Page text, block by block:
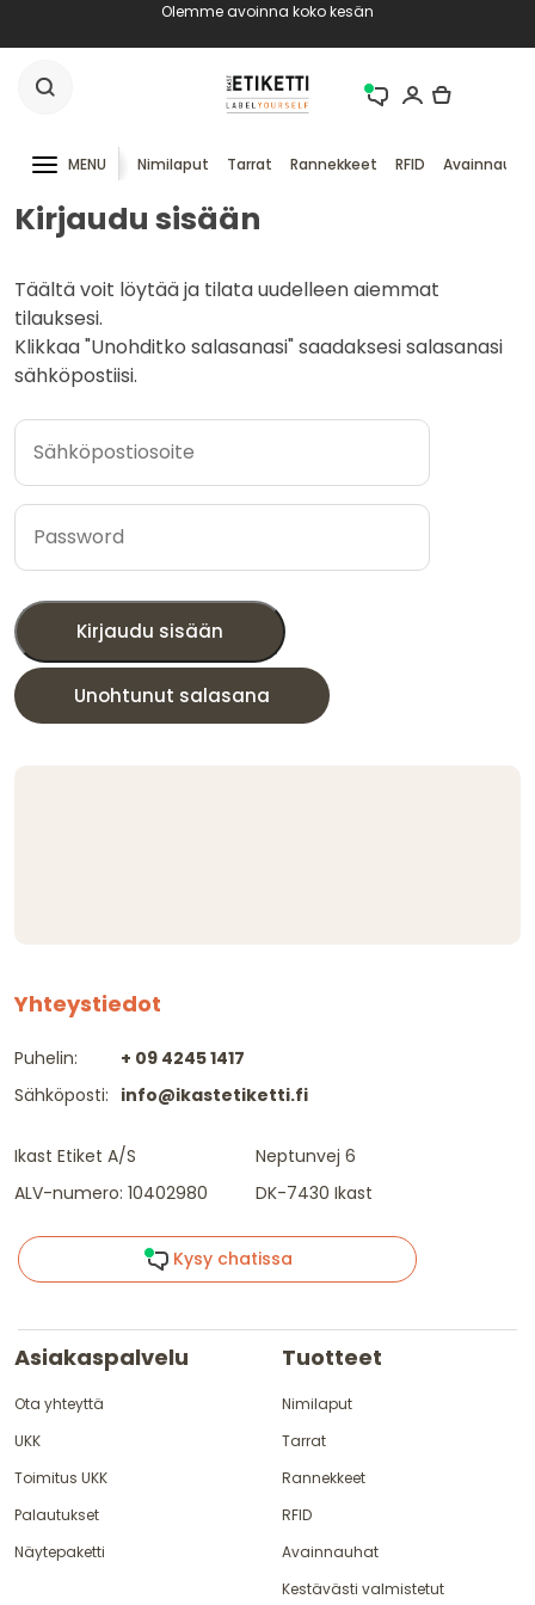
Olemme avoinna koko kesän
MENU Nimilaput Tarrat Rannekkeet RFID
Kirjaudu sisään
Täältä voit löytää ja tilata uudelleen aiemmat
tilauksesi.
Klikkaa "Unohditko salasanasi" saadaksesi salasanasi
sähköpostiisi.
Kirjaudu sisään
Unohtunut salasana
Yhteystiedot
Puhelin:
Sähköposti:
+ 09 4245 1417
info@ikastetiketti.fi
Ikast Etiket A/S
ALV-numero: 10402980
Neptunvej 6
DK-7430 Ikast
Kysy chatissa
Asiakaspalvelu
Ota yhteyttä
UKK
Toimitus UKK
Palautukset
Näytepaketti
Tuotteet
Nimilaput
Tarrat
Rannekkeet
RFID
Avainnauhat
Kestävästi valmistetut